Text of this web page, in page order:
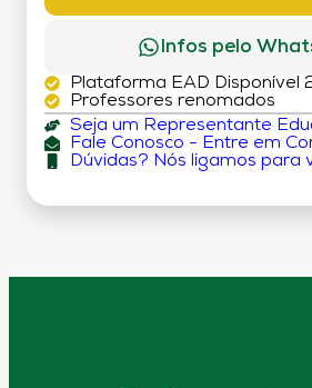
Infos pelo
Plataforma EAD Disponível
Professores renomados
Seja um Representante
Fale Conosco - Entre em
Dúvidas? Nós ligamos para